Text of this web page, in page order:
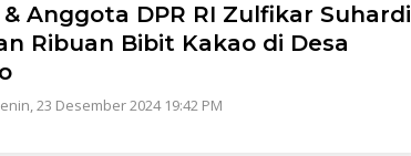
Anggota DPR RI Zulfikar Suhardi
Ribuan Bibit Kakao di Desa
23 Desember 2024 19:42 PM